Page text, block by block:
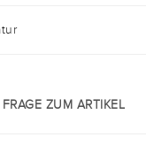
FRAGE ZUM ARTIKEL